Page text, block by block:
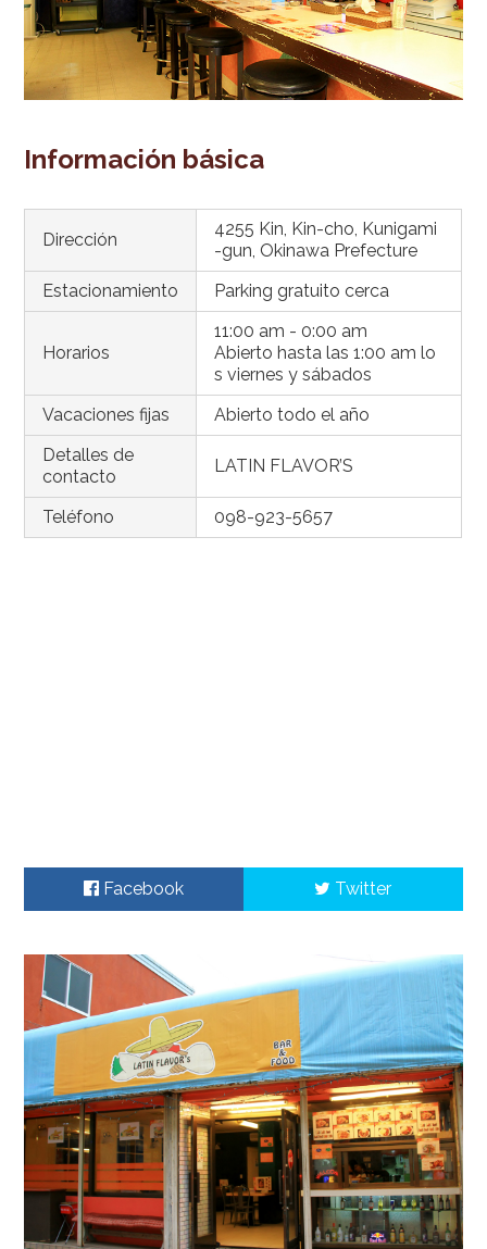
Información básica
Dirección
4255 Kin, Kin-cho, Kunigami
-gun, Okinawa Prefecture
Estacionamiento
Parking gratuito cerca
Horarios
11:00 am - 0:00 am
Abierto hasta las 1:00 am lo
s viernes y sábados
Vacaciones fijas
Abierto todo el año
Detalles de
contacto
LATIN FLAVOR’S
Teléfono 098-923-5657
Facebook Twitter